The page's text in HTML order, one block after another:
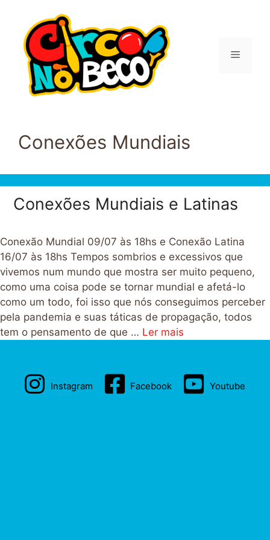
conteúdo
Menu
Conexões Mundiais
Conexões Mundiais e Latinas
Conexão Mundial 09/07 às 18hs e Conexão Latina
16/07 às 18hs Tempos sombrios e excessivos que
vivemos num mundo que mostra ser muito pequeno,
como uma coisa pode se tornar mundial e afetá-lo
como um todo, foi isso que nós conseguimos perceber
pela pandemia e suas táticas de propagação, todos
tem o pensamento de que … Ler mais
Instagram Facebook Youtube